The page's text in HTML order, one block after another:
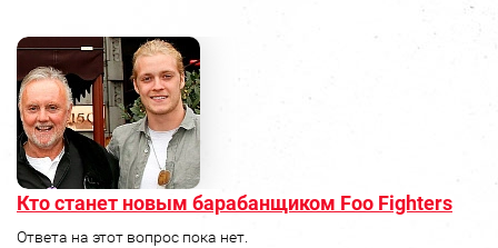
Кто станет новым барабанщиком Foo Fighters
Ответа на этот вопрос пока нет.